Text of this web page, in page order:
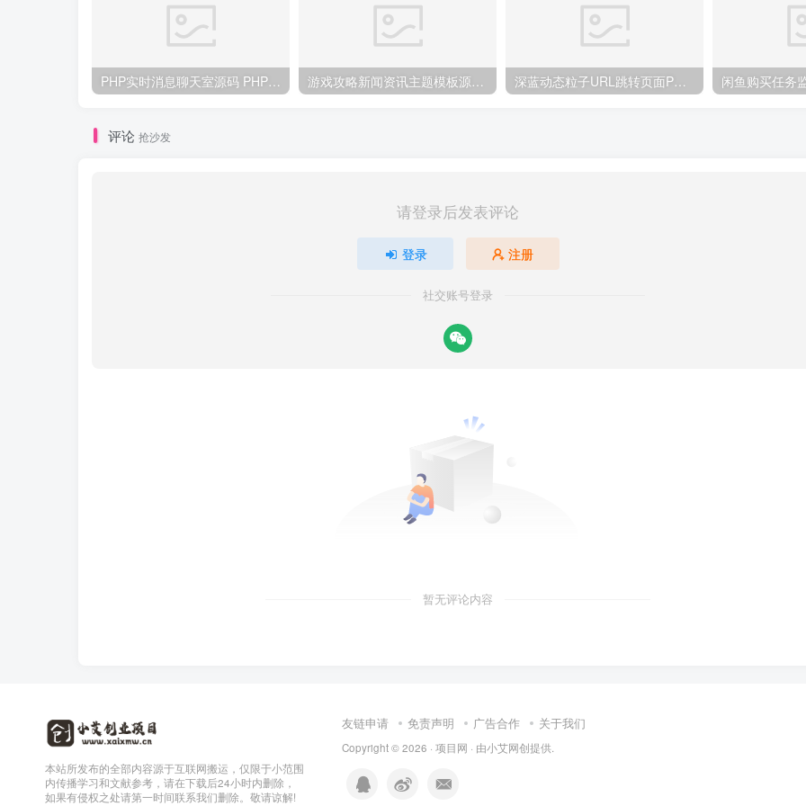
PHP实时消息聊天室源码 PHP+WebSocket 游戏攻略新闻资讯主题模板源码 YK一点资讯模版 Zblog主题模版 深蓝动态粒子URL跳转页面PHP源码
评论 抢沙发
请登录后发表评论
登录 注册
社交账号登录
暂无评论内容
本站所发布的全部内容源于互联网搬运，仅限于小范围
内传播学习和文献参考，请在下载后24小时内删除，
如果有侵权之处请第一时间联系我们删除。敬请谅解!
友链申请 免责声明 广告合作 关于我们
Copyright © 2026 · 项目网 · 由小艾网创提供.